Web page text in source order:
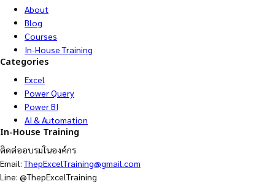
About
Blog
Courses
In-House Training
Categories
Excel
Power Query
Power BI
AI & Automation
In-House Training
ติดต่ออบรมในองค์กร
Email:ThepExcelTraining@gmail.com
Line: @ThepExcelTraining